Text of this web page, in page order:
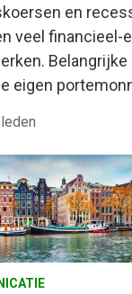
en
veel financieel-
Belangrijke
eigen